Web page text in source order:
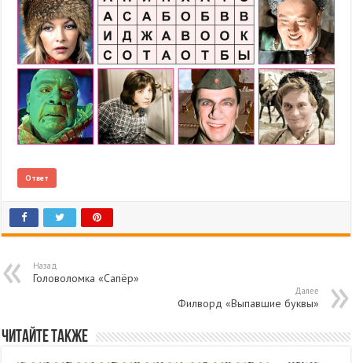
Ответ
Назад
Головоломка «Сапёр»
Далее
Филворд «Выпавшие буквы»
Читайте также